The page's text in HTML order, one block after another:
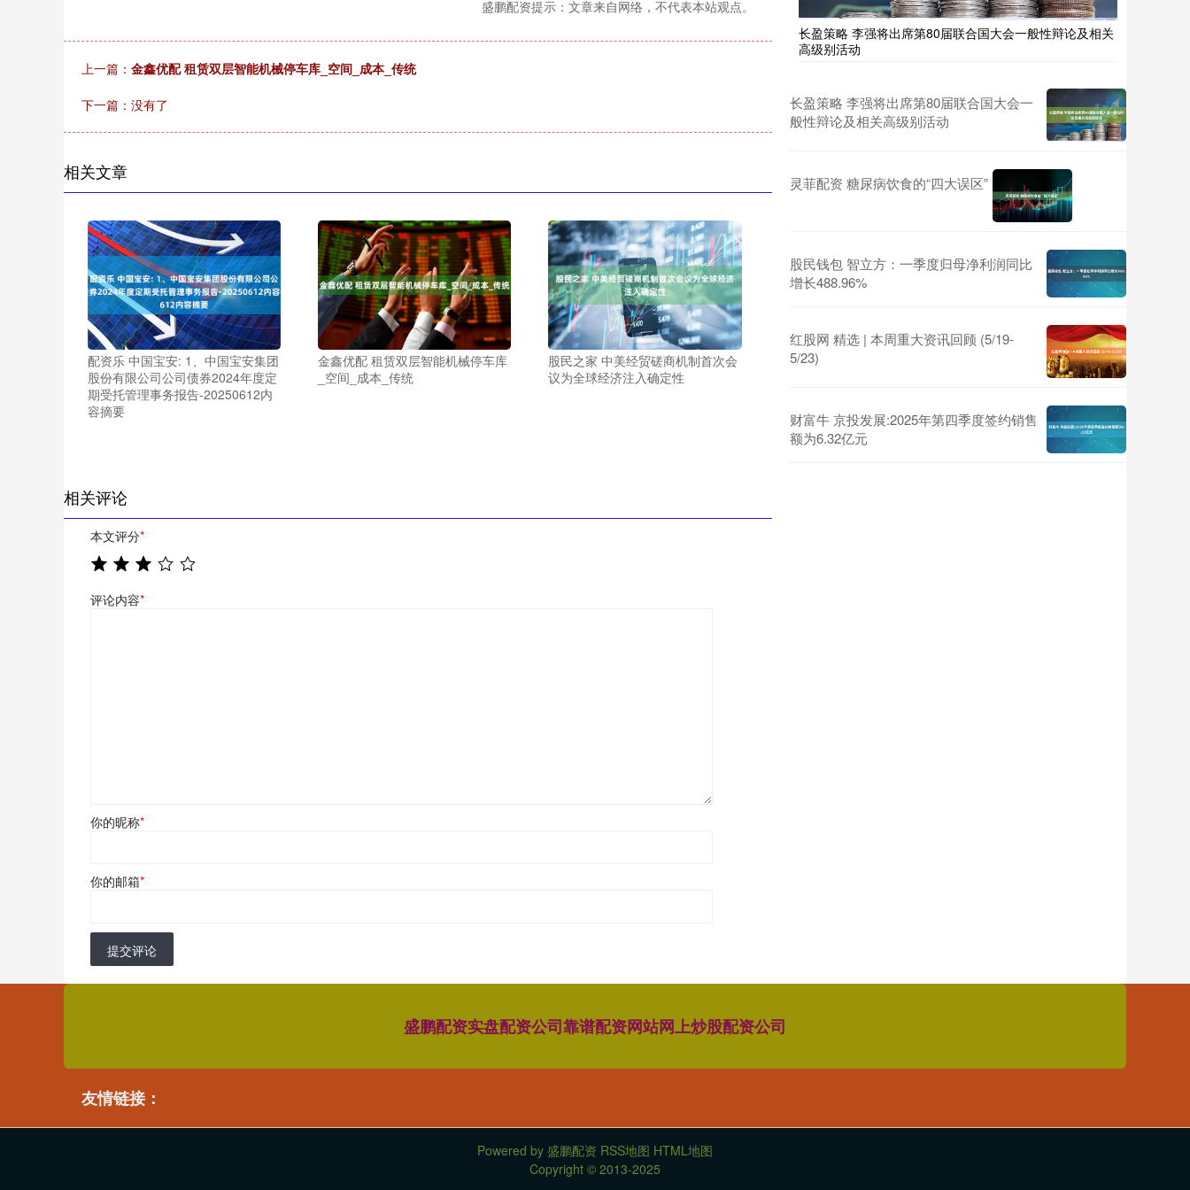
盛鹏配资提示：文章来自网络，不代表本站观点。
上一篇： 金鑫优配 租赁双层智能机械停车库_空间_成本_传统
下一篇：没有了
相关文章
配资乐 中国宝安: 1、中国宝安集团
股份有限公司公司债券2024年度定
期受托管理事务报告-20250612内
容摘要
金鑫优配 租赁双层智能机械停车库
_空间_成本_传统
股民之家 中美经贸磋商机制首次会
议为全球经济注入确定性
相关评论
本文评分*
评论内容*
你的昵称*
你的邮箱*
提交评论
长盈策略 李强将出席第80届联合国大会一般性辩论及相关
高级别活动
长盈策略 李强将出席第80届联合国大会一
般性辩论及相关高级别活动
灵菲配资 糖尿病饮食的“四大误区”
股民钱包 智立方：一季度归母净利润同比
增长488.96%
红股网 精选 | 本周重大资讯回顾 (5/19-
5/23)
财富牛 京投发展:2025年第四季度签约销售
额为6.32亿元
盛鹏配资实盘配资公司靠谱配资网站网上炒股配资公司
友情链接：
Powered by 盛鹏配资 RSS地图 HTML地图
Copyright © 2013-2025